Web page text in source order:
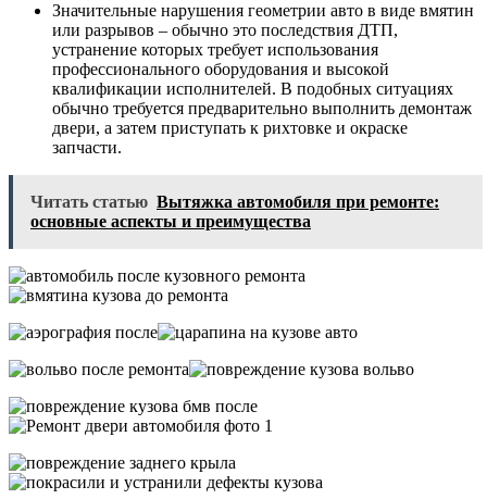
Значительные нарушения геометрии авто в виде вмятин
или разрывов – обычно это последствия ДТП,
устранение которых требует использования
профессионального оборудования и высокой
квалификации исполнителей. В подобных ситуациях
обычно требуется предварительно выполнить демонтаж
двери, а затем приступать к рихтовке и окраске
запчасти.
Читать статью Вытяжка автомобиля при ремонте:
основные аспекты и преимущества